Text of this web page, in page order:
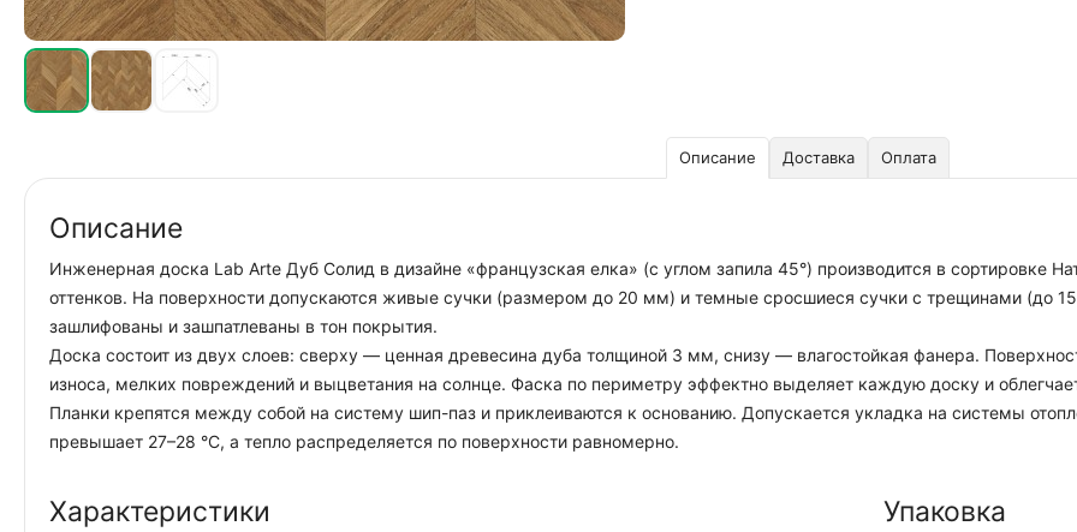
Описание Доставка Оплата
Описание
Инженерная доска Lab Arte Дуб Солид в дизайне «французская елка» (с углом запила 45°) производится в сортировке
оттенков. На поверхности допускаются живые сучки (размером до 20 мм) и темные сросшиеся сучки с трещинами (до
зашлифованы и зашпатлеваны в тон покрытия.
Доска состоит из двух слоев: сверху — ценная древесина дуба толщиной 3 мм, снизу — влагостойкая фанера.
износа, мелких повреждений и выцветания на солнце. Фаска по периметру эффектно выделяет каждую доску и
Планки крепятся между собой на систему шип-паз и приклеиваются к основанию. Допускается укладка на системы
превышает 27–28 °C, а тепло распределяется по поверхности равномерно.
Характеристики Упаковка